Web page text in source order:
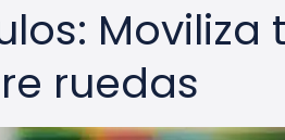
Moviliza
ruedas